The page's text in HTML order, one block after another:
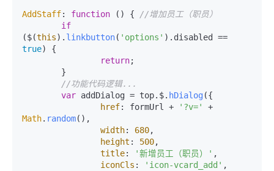
AddStaff: function ( ) { //增加员工（职员）
if
($(this). linkbutton( 'options' ). disabled
true) {
return;
//功能代码逻辑...
var addDialog = top. $. hDialog ({
href: formUrl + '?v='
Math. random(),
width: 680,
height : 500,
title: '新增员工（职员）' ,
iconCls : 'icon-vcard_add' ,